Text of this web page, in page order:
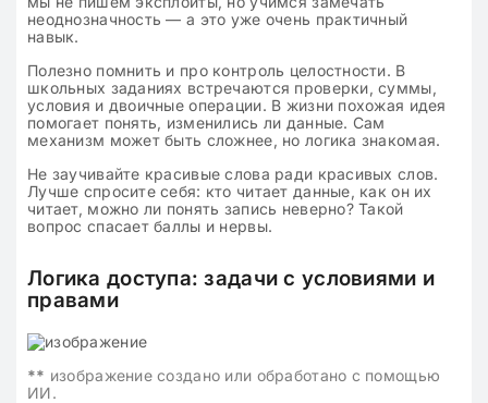
неоднозначность — а это уже очень практичный
навык.
Полезно помнить и про контроль целостности. В
школьных заданиях встречаются проверки, суммы,
условия и двоичные операции. В жизни похожая идея
помогает понять, изменились ли данные. Сам
механизм может быть сложнее, но логика знакомая.
Не заучивайте красивые слова ради красивых слов.
Лучше спросите себя: кто читает данные, как он их
читает, можно ли понять запись неверно? Такой
вопрос спасает баллы и нервы.
Логика доступа: задачи с условиями и
правами
** изображение создано или обработано с помощью
ИИ.